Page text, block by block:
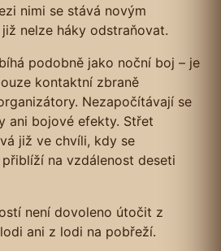
nimi se stává novým
nelze háky odstraňovat.
podobně jako noční boj – je
kontaktní zbraně
Nezapočítávají se
ani bojové efekty. Střet
již ve chvíli, kdy se
na vzdálenost deseti
není dovoleno útočit z
ani z lodi na pobřeží.